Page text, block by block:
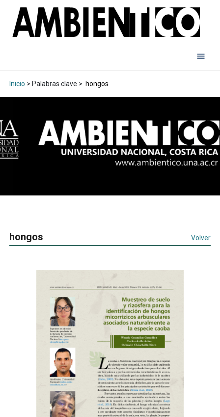
Inicio > Palabras clave > hongos
hongos Volver